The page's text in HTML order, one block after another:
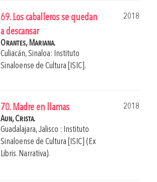
69. Los caballeros se quedan
a descansar
2018
Orantes, Mariana.
Culiacán, Sinaloa: Instituto
Sinaloense de Cultura [ISIC].
70. Madre en llamas
2018
Aun, Crista.
Guadalajara, Jalisco : Instituto
Sinaloense de Cultura [ISIC] (Ex
Libris. Narrativa).